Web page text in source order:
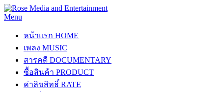
Menu
หน้าแรก HOME
เพลง MUSIC
สารคดี DOCUMENTARY
ซื้อสินค้า PRODUCT
ค่าลิขสิทธิ์ RATE